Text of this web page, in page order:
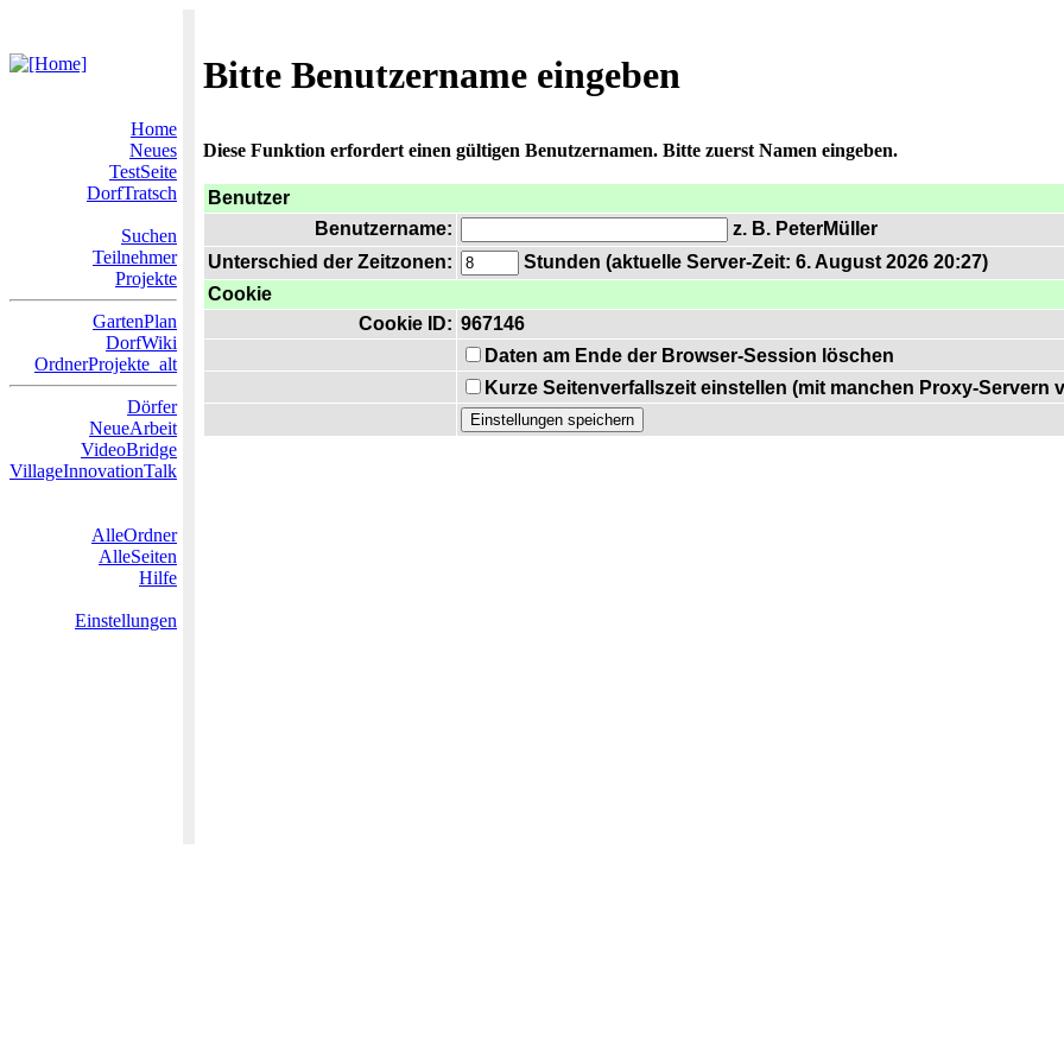
Bitte Benutzername eingeben
Home
Neues
TestSeite
DorfTratsch
Suchen
Teilnehmer
Projekte
GartenPlan
DorfWiki
OrdnerProjekte_alt
Dörfer
NeueArbeit
VideoBridge
VillageInnovationTalk
AlleOrdner
AlleSeiten
Hilfe
Einstellungen
Diese Funktion erfordert einen gültigen Benutzernamen. Bitte zuerst Namen eingeben.
Benutzer
Benutzername:
z. B. PeterMüller
Unterschied der Zeitzonen:
Stunden (aktuelle Server-Zeit: 6. August 2026 20:27)
Cookie
Cookie ID: 967146
Daten am Ende der Browser-Session löschen
Kurze Seitenverfallszeit einstellen (mit manchen Proxy-Servern